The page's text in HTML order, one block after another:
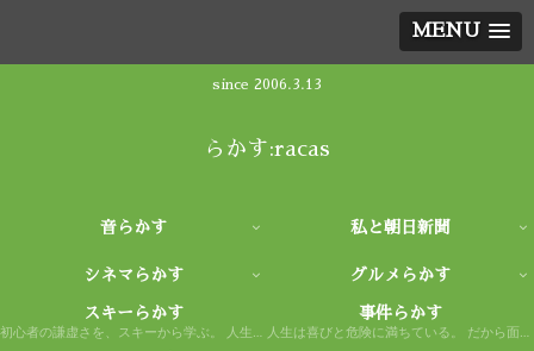
MENU
since 2006.3.13
らかす:racas
音らかす 私と朝日新聞
シネマらかす グルメらかす
スキーらかす
初心者の謙虚さを、スキーから学ぶ。 人生もまた然り。
事件らかす
人生は喜びと危険に満ちている。 だから面白い。